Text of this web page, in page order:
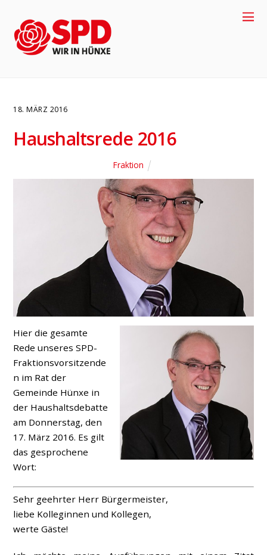
18. MÄRZ 2016
Haushaltsrede 2016
Fraktion
Hier die gesamte
Rede unseres SPD-
Fraktionsvorsitzende
n im Rat der
Gemeinde Hünxe in
der Haushaltsdebatte
am Donnerstag, den
17. März 2016. Es gilt
das gesprochene
Wort:
Sehr geehrter Herr Bürgermeister,
liebe Kolleginnen und Kollegen,
werte Gäste!